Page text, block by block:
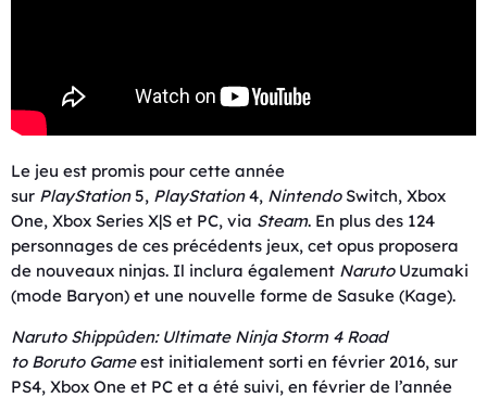
Le jeu est promis pour cette année
sur PlayStation5, PlayStation4, NintendoSwitch, Xbox
One, Xbox Series X|S et PC, via Steam. En plus des 124
personnages de ces précédents jeux, cet opus proposera
de nouveaux ninjas. Il inclura également NarutoUzumaki
(mode Baryon) et une nouvelle forme de Sasuke (Kage).
NarutoShippûden: Ultimate Ninja Storm 4 Road
to BorutoGameest initialement sorti en février 2016, sur
PS4, Xbox One et PC et a été suivi, en février de l’année